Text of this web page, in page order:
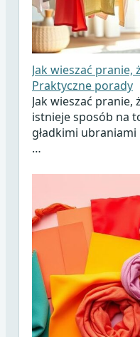
Jak wieszać
Praktyczne porady
Jak wieszać pranie,
istnieje sposób na
gładkimi
…